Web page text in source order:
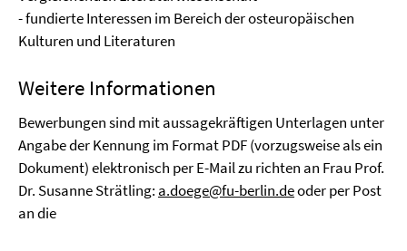
- fundierte Interessen im Bereich der osteuropäischen
Kulturen und Literaturen
Weitere Informationen
Bewerbungen sind mit aussagekräftigen Unterlagen unter
Angabe der Kennung im Format PDF (vorzugsweise als ein
Dokument) elektronisch per E-Mail zu richten an Frau Prof.
Dr. Susanne Strätling: a.doege@fu-berlin.deoder per Post
an die